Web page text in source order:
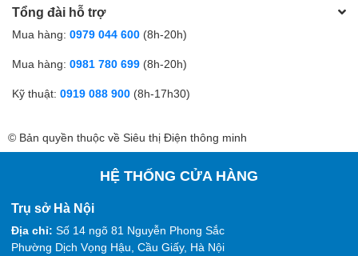
Tổng đài hỗ trợ
Mua hàng: 0979 044 600 (8h-20h)
Mua hàng: 0981 780 699 (8h-20h)
Kỹ thuật: 0919 088 900 (8h-17h30)
© Bản quyền thuộc về Siêu thị Điện thông minh
HỆ THỐNG CỬA HÀNG
Trụ sở Hà Nội
Địa chỉ: Số 14 ngõ 81 Nguyễn Phong Sắc
Phường Dịch Vọng Hậu, Cầu Giấy, Hà Nội